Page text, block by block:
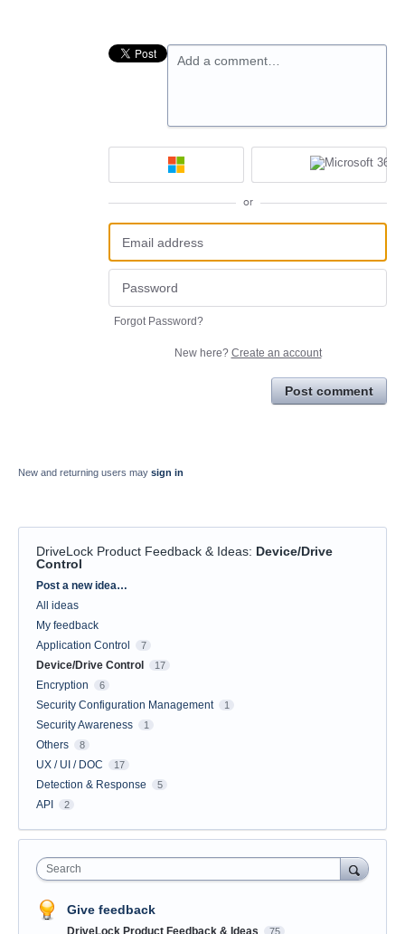
Add a comment…
or
Forgot Password?
New here? Create an account
Post comment
New and returning users may sign in
DriveLock Product Feedback & Ideas: Device/Drive
Control
Categories
Post a new idea…
All ideas
My feedback
Application Control
7
Device/Drive Control 17
Encryption 6
Security Configuration Management 1
Security Awareness 1
Others 8
UX / UI / DOC 17
Detection & Response 5
API 2
Search
Give feedback
75